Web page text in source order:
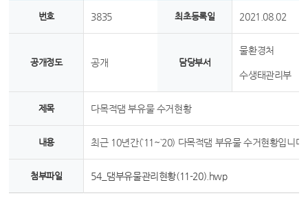
번호 3835 최초등록일 2021.08.02
공개정도 공개 담당부서
물환경처
수생태관리부
제목 다목적댐 부유물 수거현황
내용 최근 10년간(`11~`20) 다목적댐 부유물 수거현황입니다.
첨부파일 54_댐부유물관리현황(11-20).hwp